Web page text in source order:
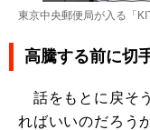
東京中央郵便局が入る「
高騰する前に切
話をもとに戻そ
ればいいのだろう